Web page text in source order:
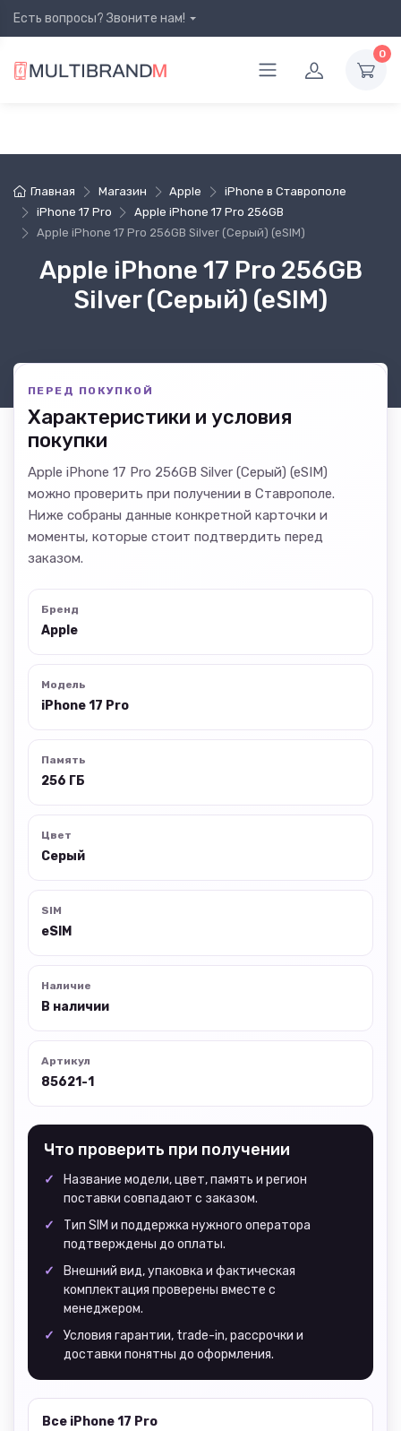
Есть вопросы? Звоните нам!
0
Главная Магазин Apple
iPhone в Ставрополе
iPhone 17 Pro
Apple iPhone 17 Pro 256GB
Apple iPhone 17 Pro 256GB Silver (Серый) (eSIM)
Apple iPhone 17 Pro 256GB
Silver (Серый) (eSIM)
ПЕРЕД ПОКУПКОЙ
Характеристики и условия
покупки
Apple iPhone 17 Pro 256GB Silver (Серый) (eSIM)
можно проверить при получении в Ставрополе.
Ниже собраны данные конкретной карточки и
моменты, которые стоит подтвердить перед
заказом.
Бренд
Apple
Модель
iPhone 17 Pro
Память
256 ГБ
Цвет
Серый
SIM
eSIM
Наличие
В наличии
Артикул
85621-1
Что проверить при получении
Название модели, цвет, память и регион
поставки совпадают с заказом.
Тип SIM и поддержка нужного оператора
подтверждены до оплаты.
Внешний вид, упаковка и фактическая
комплектация проверены вместе с
менеджером.
Условия гарантии, trade-in, рассрочки и
доставки понятны до оформления.
Все iPhone 17 Pro